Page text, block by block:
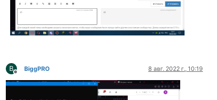
B
Не в сети
BiggPRO 8 авг. 2022 г., 10:19